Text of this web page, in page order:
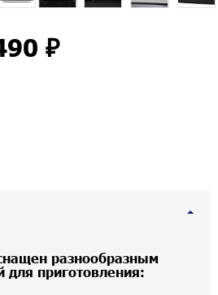
₽
разнообразным
приготовления: